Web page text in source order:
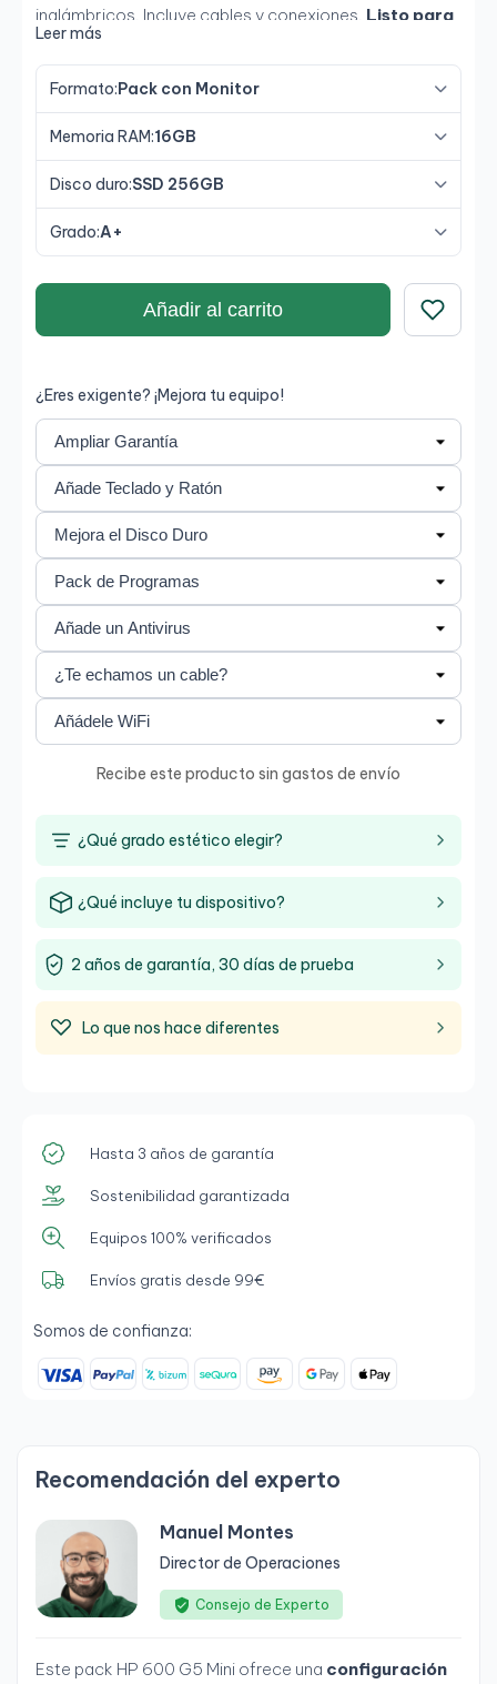
inalámbricos. Incluye cables y conexiones. Listo para
usar.Incluye adaptador WiFi USB.
Leer más
Formato:Pack con Monitor
Memoria RAM:16GB
Disco duro:SSD 256GB
Grado:A+
Añadir al carrito
¿Eres exigente? ¡Mejora tu equipo!
Recibe este producto sin gastos de envío
¿Qué grado estético elegir?
¿Qué incluye tu dispositivo?
2 años de garantía, 30 días de prueba
Lo que nos hace diferentes
Hasta 3 años de garantía
Sostenibilidad garantizada
Equipos 100% verificados
Envíos gratis desde 99€
Somos de confianza:
Recomendación del experto
Manuel Montes
Director de Operaciones
Consejo de Experto
Este pack HP 600 G5 Mini ofrece una configuración